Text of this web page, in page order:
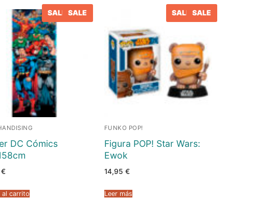
SALE SALE
DC Cómics
€
al carrito
FUNKO POP!
SALE SALE
Figura POP! Star Wars:
Ewok
14,95 €
Leer más